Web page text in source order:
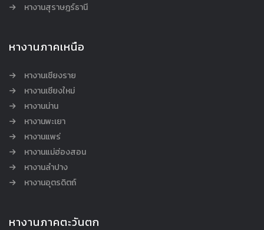
หางานสุราษฎร์ธานี
หางานภาคเหนือ
หางานเชียงราย
หางานเชียงใหม่
หางานน่าน
หางานพะเยา
หางานแพร่
หางานแม่ฮ่องสอน
หางานลำปาง
หางานอุตรดิตถ์
หางานภาคตะวันตก